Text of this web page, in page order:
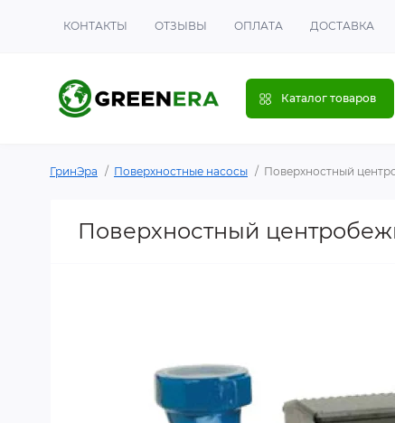
КОНТАКТЫ ОТЗЫВЫ ОПЛАТА ДОСТАВКА
Каталог товаров
ГринЭра Поверхностные насосы Поверхностный
Поверхностный